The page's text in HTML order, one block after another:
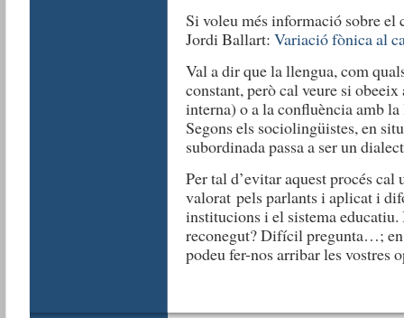
Si voleu més informació sobre el
Jordi Ballart: Variació fònica al
Val a dir que la llengua, com
constant, però cal veure si
interna) o a la confluència amb
Segons els sociolingüistes, en
subordinada passa a ser un
Per tal d’evitar aquest procés cal
valorat pels parlants i aplicat i
institucions i el sistema
reconegut? Difícil pregunta…;
podeu fer-nos arribar les vostres